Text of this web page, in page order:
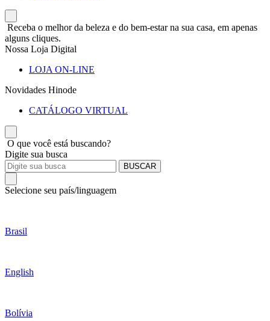
Receba o melhor da beleza e do bem-estar na sua casa, em apenas
alguns cliques.
Nossa Loja Digital
LOJA ON-LINE
Novidades Hinode
CATÁLOGO VIRTUAL
O que você está buscando?
Digite sua busca
BUSCAR
Selecione seu país/linguagem
Brasil
English
Bolívia